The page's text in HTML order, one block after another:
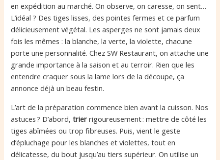
en expédition au marché. On observe, on caresse, on sent…
L’idéal ? Des tiges lisses, des pointes fermes et ce parfum
délicieusement végétal. Les asperges ne sont jamais deux
fois les mêmes : la blanche, la verte, la violette, chacune
porte une personnalité. Chez SW Restaurant, on attache une
grande importance à la saison et au terroir. Rien que les
entendre craquer sous la lame lors de la découpe, ça
annonce déjà un beau festin.
L’art de la préparation commence bien avant la cuisson. Nos
astuces ? D’abord,trier rigoureusement : mettre de côté les
tiges abîmées ou trop fibreuses. Puis, vient le geste
d’épluchage pour les blanches et violettes, tout en
délicatesse, du bout jusqu’au tiers supérieur. On utilise un